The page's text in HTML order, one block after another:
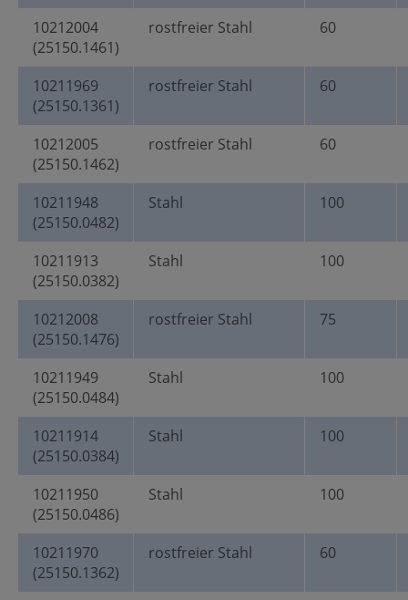
10212004
(25150.1461)
rostfreier Stahl 60
10211969
(25150.1361)
rostfreier Stahl 60
10212005
(25150.1462)
rostfreier Stahl 60
10211948
(25150.0482)
Stahl 100
10211913
(25150.0382)
Stahl 100
10212008
(25150.1476)
rostfreier Stahl 75
10211949
(25150.0484)
Stahl 100
10211914
(25150.0384)
Stahl 100
10211950
(25150.0486)
Stahl 100
10211970
(25150.1362)
rostfreier Stahl 60